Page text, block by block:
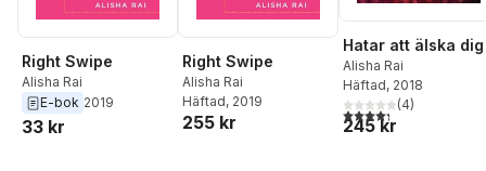
Right Swipe
Alisha Rai
E-bok 2019
33 kr
Right Swipe
Alisha Rai
Häftad, 2019
255 kr
Hatar att älska dig
Alisha Rai
Häftad, 2018
4,3utav 5 stjärnor.
(4)
245 kr